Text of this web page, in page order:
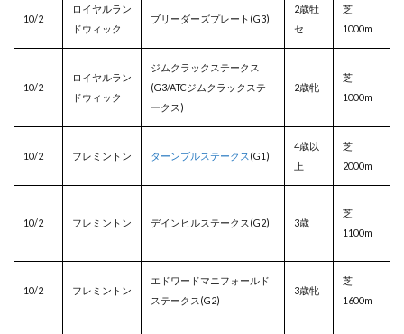
10/2
ロイヤルラン
ドウィック
ブリーダーズプレート(G3)
2歳牡
セ
芝
1000m
10/2
ロイヤルラン
ドウィック
ジムクラックステークス
(G3/ATCジムクラックステ
ークス)
2歳牝
芝
1000m
10/2 フレミントン ターンブルステークス (G1)
4歳以
上
芝
2000m
10/2 フレミントン デインヒルステークス(G2) 3歳
芝
1100m
10/2 フレミントン
エドワードマニフォールド
ステークス(G2)
3歳牝
芝
1600m